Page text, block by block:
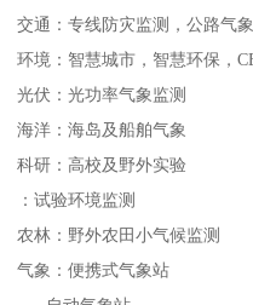
交通：专线防灾监测，公路气
环境：智慧城市，智慧环保，
光伏：光功率气象监测
海洋：海岛及船舶气象
科研：高校及野外实验
：试验环境监测
农林：野外农田小气候监测
气象：便携式气象站